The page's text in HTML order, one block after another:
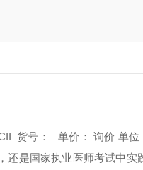
CII货号：单价： 询价 单位
还是国家执业医师考试中